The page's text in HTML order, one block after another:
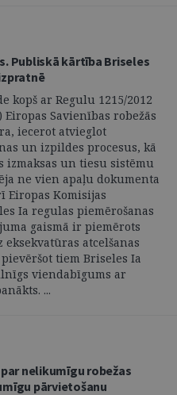
Publiskā kārtība Briseles
ar Regulu 1215/2012
Savienības robežās
iecerot atvieglot
un izpildes procesus, kā
izmaksas un tiesu sistēmu
ne vien apaļu dokumenta
Eiropas Komisijas
Ia regulas piemērošanas
gaismā ir piemērots
atcelšanas
tiem Briseles Ia
viendabīgums ar
...
nelikumīgu robežas
pārvietošanu